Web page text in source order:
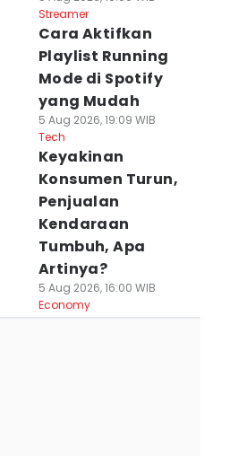
Streamer
Cara Aktifkan
Playlist Running
Mode di Spotify
yang Mudah
5 Aug 2026, 19:09 WIB
Tech
Keyakinan
Konsumen Turun,
Penjualan
Kendaraan
Tumbuh, Apa
Artinya?
5 Aug 2026, 16:00 WIB
Economy